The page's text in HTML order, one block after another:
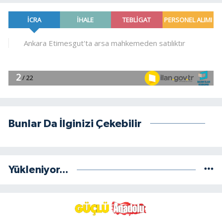
Bunlar Da İlginizi Çekebilir
Yükleniyor...